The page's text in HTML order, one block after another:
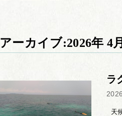
アーカイブ:2026年 4月
ラ
天